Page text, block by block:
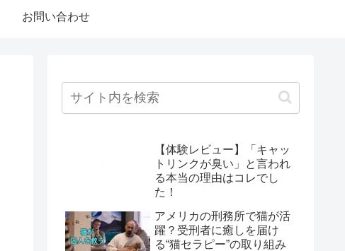
お問い合わせ
【体験レビュー】「キャッ
トリンクが臭い」と言われ
る本当の理由はコレでし
た！
アメリカの刑務所で猫が活
躍？受刑者に癒しを届け
る“猫セラピー”の取り組み